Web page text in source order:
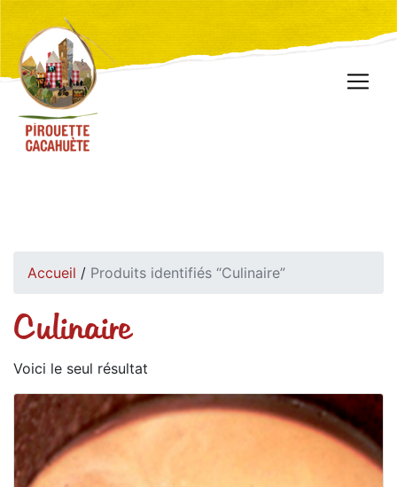
Accueil / Produits identifiés “Culinaire”
Culinaire
Voici le seul résultat